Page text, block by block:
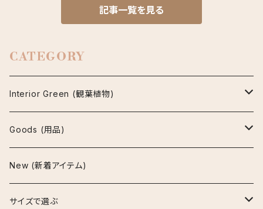
記事一覧を見る
CATEGORY
Interior Green (観葉植物)
アグラオネマ
ビューティー
マリア
アスプレニウム
パーバティ
アロカシア
Goods (用品)
鉢
陶器鉢
インテリア雑貨
New (新着アイテム)
サイズで選ぶ